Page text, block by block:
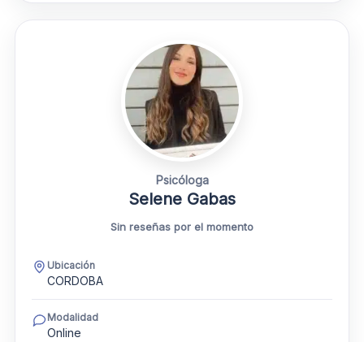
Psicóloga
Selene Gabas
Sin reseñas por el momento
Ubicación
CORDOBA
Modalidad
Online